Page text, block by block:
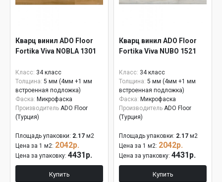
Кварц винил ADO Floor
Fortika Viva NOBLA 1301
Класс: 34 класс
Толщина: 5 мм (4мм +1 мм
встроенная подложка)
Фаска: Микрофаска
Производитель ADO Floor
(Турция)
Площадь упаковки: 2.17 м2
Цена за 1 м2: 2042р.
Цена за упаковку: 4431р.
Купить
Кварц винил ADO Floor
Fortika Viva NUBO 1521
Класс: 34 класс
Толщина: 5 мм (4мм +1 мм
встроенная подложка)
Фаска: Микрофаска
Производитель ADO Floor
(Турция)
Площадь упаковки: 2.17 м2
Цена за 1 м2: 2042р.
Цена за упаковку: 4431р.
Купить